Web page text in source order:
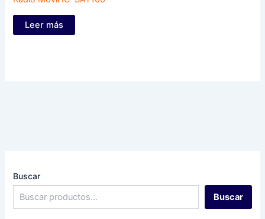
Buscar
Buscar
Leer más